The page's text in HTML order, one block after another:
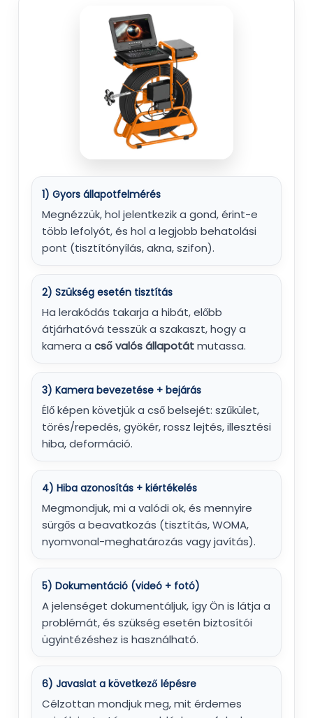
1) Gyors állapotfelmérés
Megnézzük, hol jelentkezik a gond, érint-e
több lefolyót, és hol a legjobb behatolási
pont (tisztítónyílás, akna, szifon).
2) Szükség esetén tisztítás
Ha lerakódás takarja a hibát, előbb
átjárhatóvá tesszük a szakaszt, hogy a
kamera a cső valós állapotátmutassa.
3) Kamera bevezetése + bejárás
Élő képen követjük a cső belsejét: szűkület,
törés/repedés, gyökér, rossz lejtés, illesztési
hiba, deformáció.
4) Hiba azonosítás + kiértékelés
Megmondjuk, mi a valódi ok, és mennyire
sürgős a beavatkozás (tisztítás, WOMA,
nyomvonal-meghatározás vagy javítás).
5) Dokumentáció (videó + fotó)
A jelenséget dokumentáljuk, így Ön is látja a
problémát, és szükség esetén biztosítói
ügyintézéshez is használható.
6) Javaslat a következő lépésre
Célzottan mondjuk meg, mit érdemes